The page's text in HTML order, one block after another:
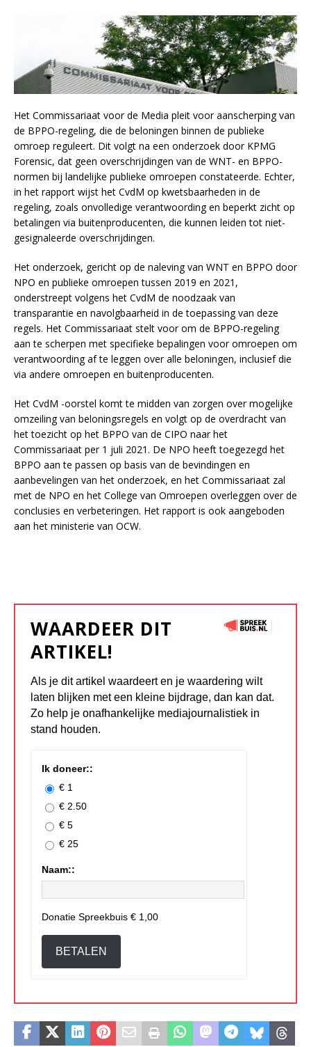
Het Commissariaat voor de Media pleit voor aanscherping van
de BPPO-regeling, die de beloningen binnen de publieke
omroep reguleert. Dit volgt na een onderzoek door KPMG
Forensic, dat geen overschrijdingen van de WNT- en BPPO-
normen bij landelijke publieke omroepen constateerde. Echter,
in het rapport wijst het CvdM op kwetsbaarheden in de
regeling, zoals onvolledige verantwoording en beperkt zicht op
betalingen via buitenproducenten, die kunnen leiden tot niet-
gesignaleerde overschrijdingen.
Het onderzoek, gericht op de naleving van WNT en BPPO door
NPO en publieke omroepen tussen 2019 en 2021,
onderstreept volgens het CvdM de noodzaak van
transparantie en navolgbaarheid in de toepassing van deze
regels. Het Commissariaat stelt voor om de BPPO-regeling
aan te scherpen met specifieke bepalingen voor omroepen om
verantwoording af te leggen over alle beloningen, inclusief die
via andere omroepen en buitenproducenten.
Het CvdM -oorstel komt te midden van zorgen over mogelijke
omzeiling van beloningsregels en volgt op de overdracht van
het toezicht op het BPPO van de CIPO naar het
Commissariaat per 1 juli 2021. De NPO heeft toegezegd het
BPPO aan te passen op basis van de bevindingen en
aanbevelingen van het onderzoek, en het Commissariaat zal
met de NPO en het College van Omroepen overleggen over de
conclusies en verbeteringen. Het rapport is ook aangeboden
aan het ministerie van OCW.
WAARDEER DIT
ARTIKEL!
Als je dit artikel waardeert en je waardering wilt
laten blijken met een kleine bijdrage, dan kan dat.
Zo help je onafhankelijke mediajournalistiek in
stand houden.
Ik doneer::
€ 1
€ 2.50
€ 5
€ 25
Naam::
Donatie Spreekbuis € 1,00
BETALEN